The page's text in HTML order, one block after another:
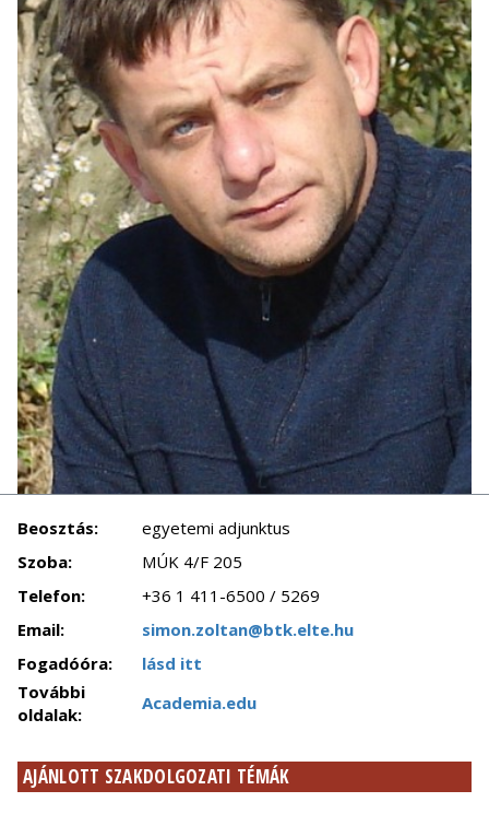
Beosztás:
egyetemi adjunktus
Szoba:
MÚK 4/F 205
Telefon:
+36 1 411-6500 / 5269
Email:
simon.zoltan@btk.elte.hu
Fogadóóra:
lásd itt
További
oldalak:
Academia.edu
AJÁNLOTT SZAKDOLGOZATI TÉMÁK